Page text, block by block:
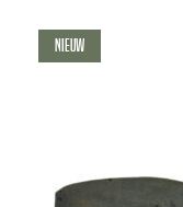
Nieuw